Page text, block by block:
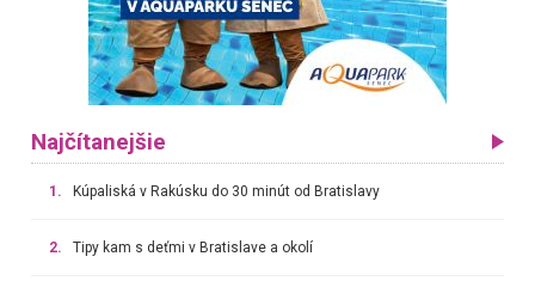
Najčítanejšie
1. Kúpaliská v Rakúsku do 30 minút od Bratislavy
2. Tipy kam s deťmi v Bratislave a okolí